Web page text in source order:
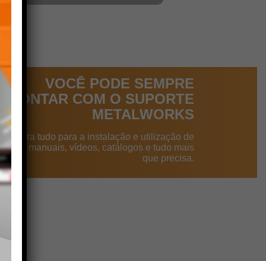
VOCÊ PODE SEMPRE
CONTAR COM O SUPORTE
METALWORKS
tudo para a instalação e utilização de
manuais, vídeos, catálogos e tudo mais
que precisa.